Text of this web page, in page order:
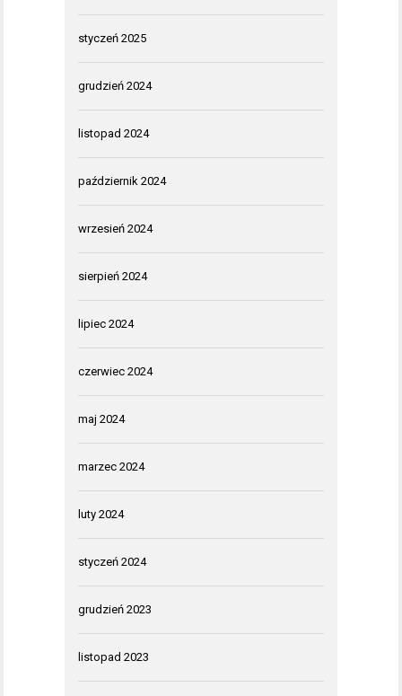
styczeń 2025
grudzień 2024
listopad 2024
październik 2024
wrzesień 2024
sierpień 2024
lipiec 2024
czerwiec 2024
maj 2024
marzec 2024
luty 2024
styczeń 2024
grudzień 2023
listopad 2023